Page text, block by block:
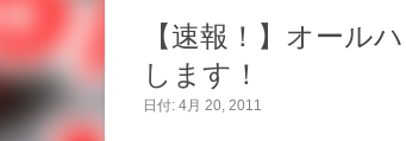
【速報！】オール
します！
日付: 4月 20, 2011